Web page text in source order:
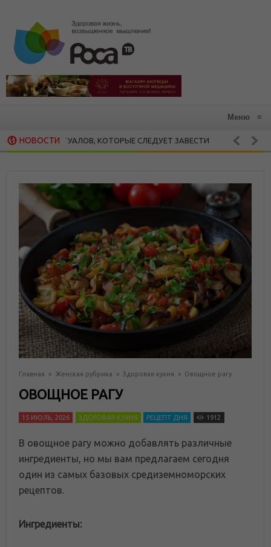
Меню ≡
НОВОСТИ
РИТУАЛОВ, КОТОРЫЕ СЛЕДУЕТ ЗАВЕСТИ ЗДОРОВАЯ КУХНЯ
Главная » Женская рубрика » Здоровая кухня » Овощное рагу
ОВОЩНОЕ РАГУ
15 ИЮЛЬ, 2026 ЗДОРОВАЯ КУХНЯ РЕЦЕПТ ДНЯ 1912
В овощное рагу можно добавлять различные
ингредиенты, но мы вам предлагаем сегодня
один из самых базовых средиземноморских
рецептов.
Ингредиенты: